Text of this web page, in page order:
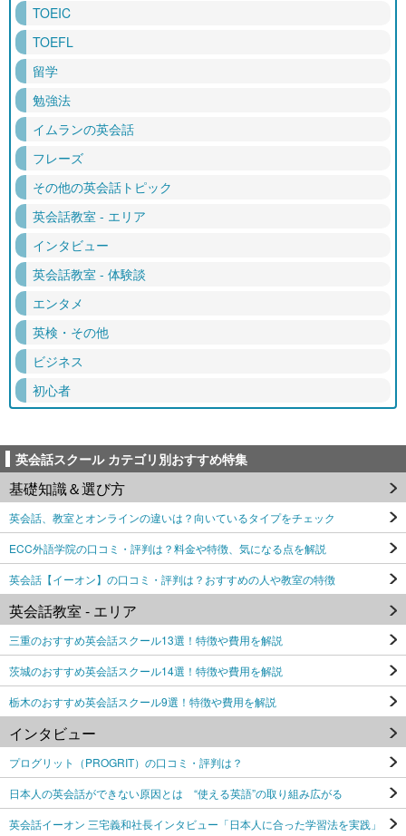
TOEIC
TOEFL
留学
勉強法
イムランの英会話
フレーズ
その他の英会話トピック
英会話教室 - エリア
インタビュー
英会話教室 - 体験談
エンタメ
英検・その他
ビジネス
初心者
英会話スクール カテゴリ別おすすめ特集
基礎知識＆選び方
英会話、教室とオンラインの違いは？向いているタイプをチェック
ECC外語学院の口コミ・評判は？料金や特徴、気になる点を解説
英会話【イーオン】の口コミ・評判は？おすすめの人や教室の特徴
英会話教室 - エリア
三重のおすすめ英会話スクール13選！特徴や費用を解説
茨城のおすすめ英会話スクール14選！特徴や費用を解説
栃木のおすすめ英会話スクール9選！特徴や費用を解説
インタビュー
プログリット（PROGRIT）の口コミ・評判は？
日本人の英会話ができない原因とは “使える英語”の取り組み広がる
英会話イーオン 三宅義和社長インタビュー「日本人に合った学習法を実践」